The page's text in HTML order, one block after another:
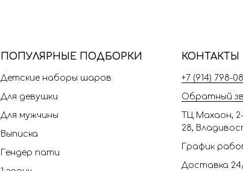
ПОПУЛЯРНЫЕ ПОДБОРКИ
Детские наборы шаров
Для девушки
Для мужчины
Выписка
Гендер пати
КОНТАКТЫ
+7 (914) 798-
Обратный
ТЦ Махаон,
28,
График
Доставка